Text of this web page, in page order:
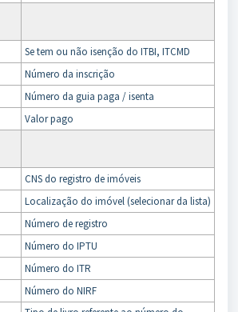
Se tem ou não isenção do ITBI, ITCMD
Número da inscrição
Número da guia paga / isenta
Valor pago
CNS do registro de imóveis
Localização do imóvel (selecionar da lista)
Número de registro
Número do IPTU
Número do ITR
Número do NIRF